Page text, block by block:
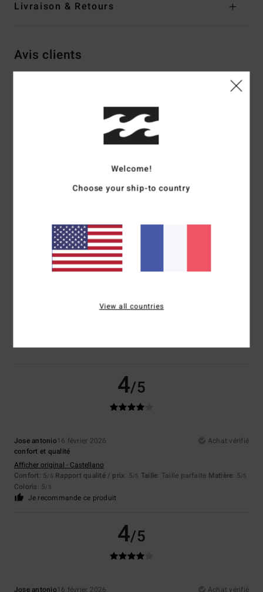
Livraison & Retours
Avis clients
4.0/5
3 avis vérifiésdepuis décembre 2025
Taille
Coloris
4/5
Jose antonio16 février 2026
Achat vérifié
confort et qualité
Afficher original - Castellano
Confort: 5/5 Rapport qualité / prix: 5/5 Taille: Taille parfaite Matière: 5/5
Coloris: 5/5
Je recommande ce produit
4/5
Jose antonio16 février 2026
Achat vérifié
Welcome!
Choose your ship-to country
View all countries